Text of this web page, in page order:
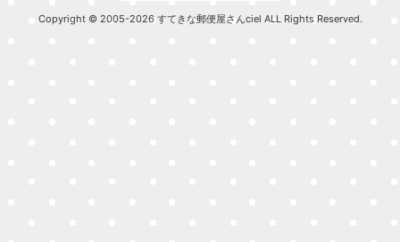
Copyright © 2005-2026 すてきな郵便屋さんciel ALL Rights Reserved.